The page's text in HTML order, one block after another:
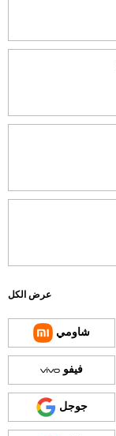
عرض الكل
شاومي
فيفو
جوجل